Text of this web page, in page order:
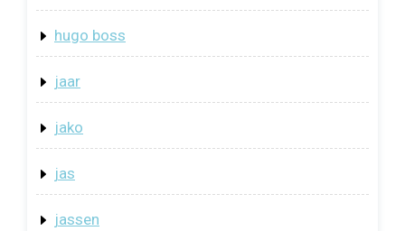
hugo boss
jaar
jako
jas
jassen